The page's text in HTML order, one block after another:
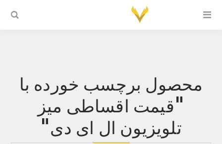
محصول برچسب خورده با
"قیمت اقساطی میز
تلویزیون ال ای دی"